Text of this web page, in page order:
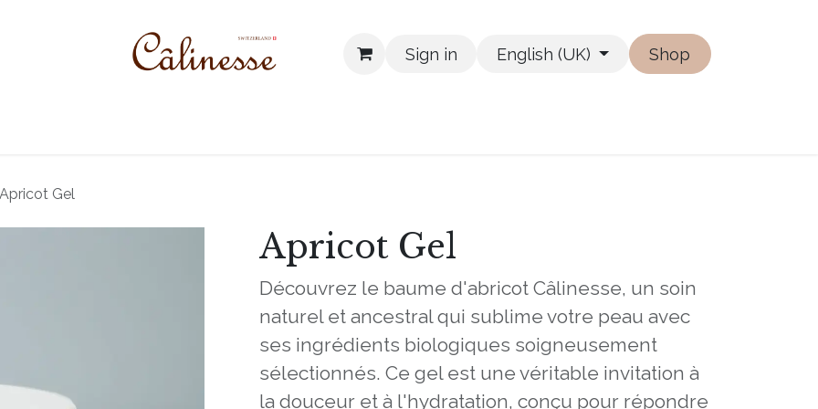
Sign in English (UK) Shop
Apricot Gel
Apricot Gel
Découvrez le baume d'abricot Câlinesse, un soin
naturel et ancestral qui sublime votre peau avec
ses ingrédients biologiques soigneusement
sélectionnés. Ce gel est une véritable invitation à
la douceur et à l'hydratation, conçu pour répondre